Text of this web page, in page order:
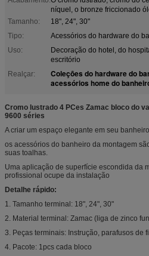
níquel, o bronze friccionado
Tamanho:
18", 24", 30"
Tipo:
Acessórios do hardware do
Uso:
Decoração do hotel, do
escritório
Realçar:
Coleções do hardware do
acessórios home do
Cromo lustrado 4 PCes Zamac bloco do
9600 séries
A criar um espaço elegante em seu
os acessórios do banheiro da montagem
suas toalhas.
Uma aplicação de superfície escondida da
profissional ocupe da instalação
Detalhe rápido:
1. Tamanho terminal: 18", 24", 30"
2. Material terminal: Zamac (liga de zinco
3. Peças terminais: Instrução, parafusos de
4. Pacote: 1pcs cada bloco